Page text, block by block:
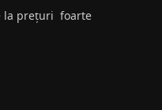
la prețuri foarte